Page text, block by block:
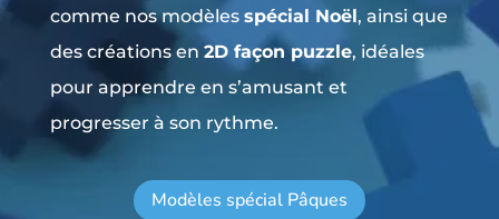
comme nos modèles spécial Noël, ainsi que
des créations en 2D façon puzzle, idéales
pour apprendre en s’amusant et
progresser à son rythme.
Modèles spécial Pâques